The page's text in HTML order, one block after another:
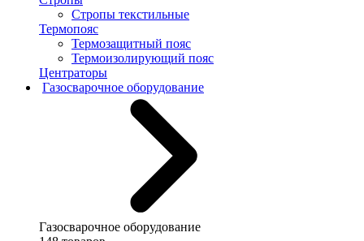
Стропы текстильные
Термопояс
Термозащитный пояс
Термоизолирующий пояс
Центраторы
Газосварочное оборудование
Газосварочное оборудование